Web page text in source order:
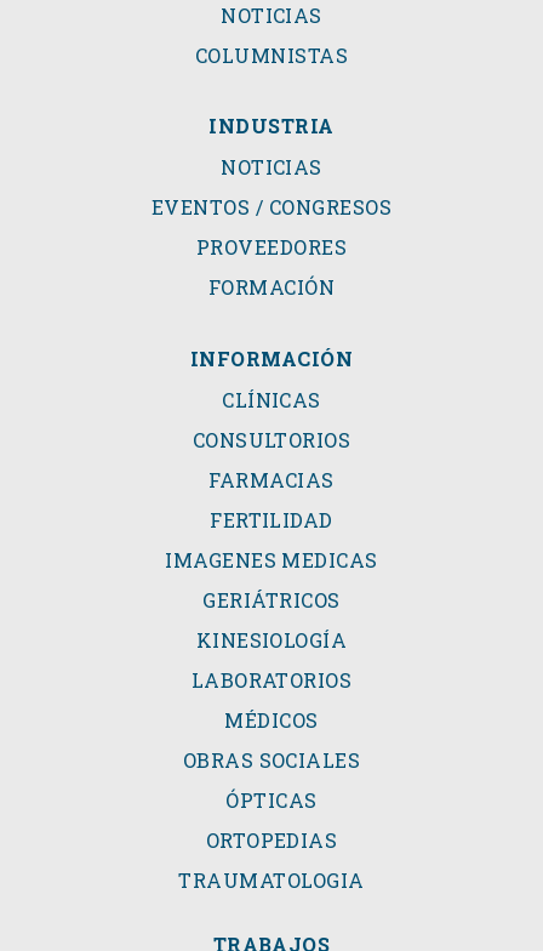
NOTICIAS
COLUMNISTAS
INDUSTRIA
NOTICIAS
EVENTOS / CONGRESOS
PROVEEDORES
FORMACIÓN
INFORMACIÓN
CLÍNICAS
CONSULTORIOS
FARMACIAS
FERTILIDAD
IMAGENES MEDICAS
GERIÁTRICOS
KINESIOLOGÍA
LABORATORIOS
MÉDICOS
OBRAS SOCIALES
ÓPTICAS
ORTOPEDIAS
TRAUMATOLOGIA
TRABAJOS